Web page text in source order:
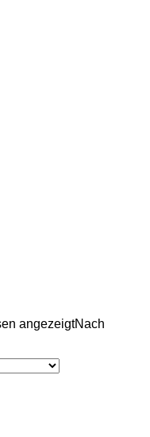
angezeigtNach